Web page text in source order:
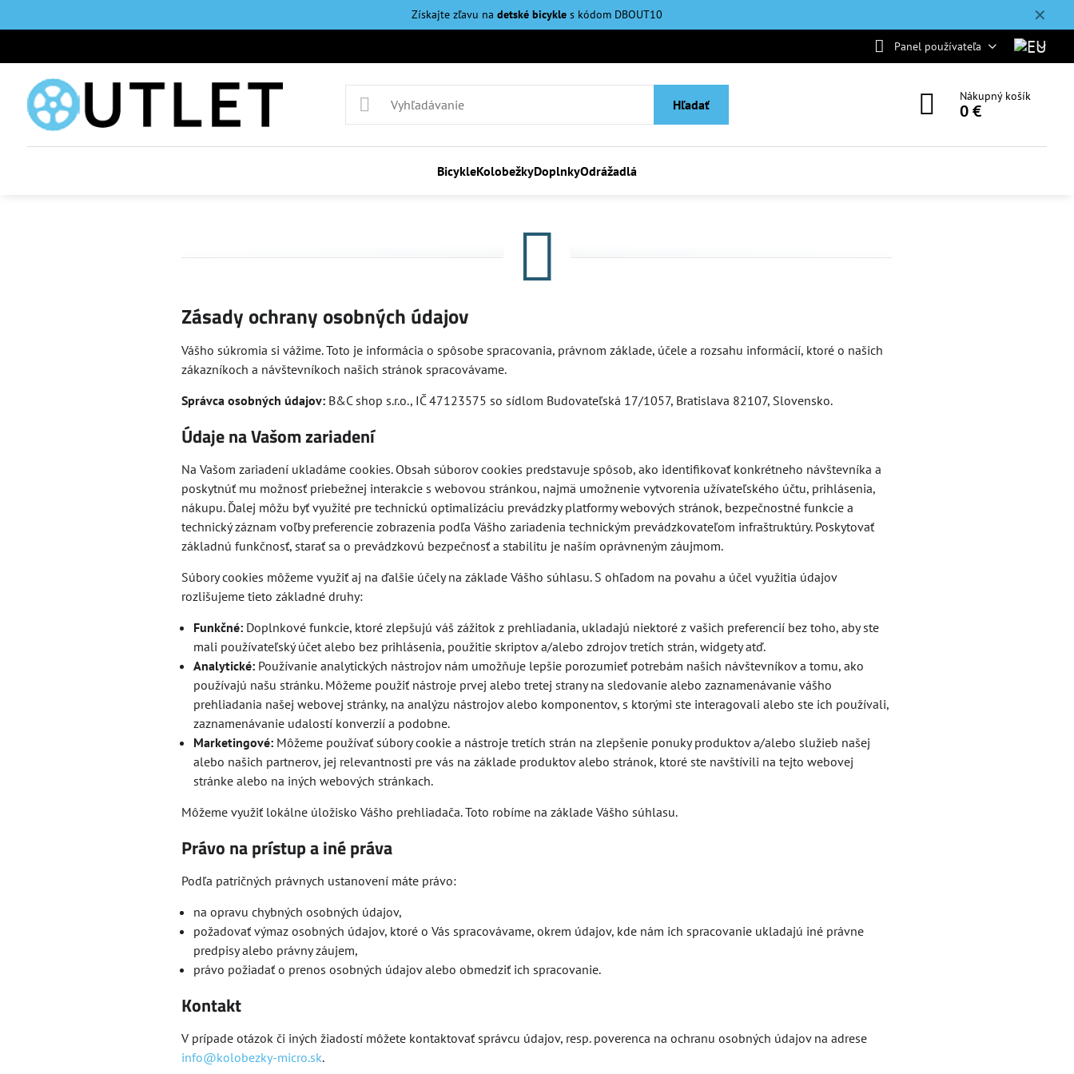
✕
Získajte zľavu na detské bicykle s kódom DBOUT10
Panel používateľa
Hľadať
Nákupný košík
0 €
BicykleKolobežkyDoplnkyOdrážadlá
Zásady ochrany osobných údajov
Vášho súkromia si vážime. Toto je informácia o spôsobe spracovania, právnom základe, účele a rozsahu informácií, ktoré o našich
zákazníkoch a návštevníkoch našich stránok spracovávame.
Správca osobných údajov:B&C shop s.r.o., IČ 47123575 so sídlom Budovateľská 17/1057, Bratislava 82107, Slovensko.
Údaje na Vašom zariadení
Na Vašom zariadení ukladáme cookies. Obsah súborov cookies predstavuje spôsob, ako identifikovať konkrétneho návštevníka a
poskytnúť mu možnosť priebežnej interakcie s webovou stránkou, najmä umožnenie vytvorenia užívateľského účtu, prihlásenia,
nákupu. Ďalej môžu byť využité pre technickú optimalizáciu prevádzky platformy webových stránok, bezpečnostné funkcie a
technický záznam voľby preferencie zobrazenia podľa Vášho zariadenia technickým prevádzkovateľom infraštruktúry. Poskytovať
základnú funkčnosť, starať sa o prevádzkovú bezpečnosť a stabilitu je naším oprávneným záujmom.
Súbory cookies môžeme využiť aj na ďalšie účely na základe Vášho súhlasu. S ohľadom na povahu a účel využitia údajov
rozlišujeme tieto základné druhy:
Funkčné:Doplnkové funkcie, ktoré zlepšujú váš zážitok z prehliadania, ukladajú niektoré z vašich preferencií bez toho, aby ste
mali používateľský účet alebo bez prihlásenia, použitie skriptov a/alebo zdrojov tretích strán, widgety atď.
Analytické:Používanie analytických nástrojov nám umožňuje lepšie porozumieť potrebám našich návštevníkov a tomu, ako
používajú našu stránku. Môžeme použiť nástroje prvej alebo tretej strany na sledovanie alebo zaznamenávanie vášho
prehliadania našej webovej stránky, na analýzu nástrojov alebo komponentov, s ktorými ste interagovali alebo ste ich používali,
zaznamenávanie udalostí konverzií a podobne.
Marketingové:Môžeme používať súbory cookie a nástroje tretích strán na zlepšenie ponuky produktov a/alebo služieb našej
alebo našich partnerov, jej relevantnosti pre vás na základe produktov alebo stránok, ktoré ste navštívili na tejto webovej
stránke alebo na iných webových stránkach.
Môžeme využiť lokálne úložisko Vášho prehliadača. Toto robíme na základe Vášho súhlasu.
Právo na prístup a iné práva
Podľa patričných právnych ustanovení máte právo:
na opravu chybných osobných údajov,
požadovať výmaz osobných údajov, ktoré o Vás spracovávame, okrem údajov, kde nám ich spracovanie ukladajú iné právne
predpisy alebo právny záujem,
právo požiadať o prenos osobných údajov alebo obmedziť ich spracovanie.
Kontakt
V prípade otázok či iných žiadostí môžete kontaktovať správcu údajov, resp. poverenca na ochranu osobných údajov na adrese
info@kolobezky-micro.sk.